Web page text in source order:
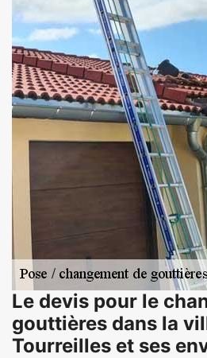
Le devis pour le
gouttières dans la
Tourreilles et ses